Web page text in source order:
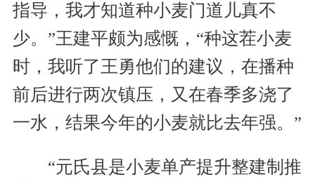
指导，我才知道种小麦门道儿真不
少。”王建平颇为感慨，“种这茬小麦
时，我听了王勇他们的建议，在播种
前后进行两次镇压，又在春季多浇了
一水，结果今年的小麦就比去年强。”
“元氏县是小麦单产提升整建制推